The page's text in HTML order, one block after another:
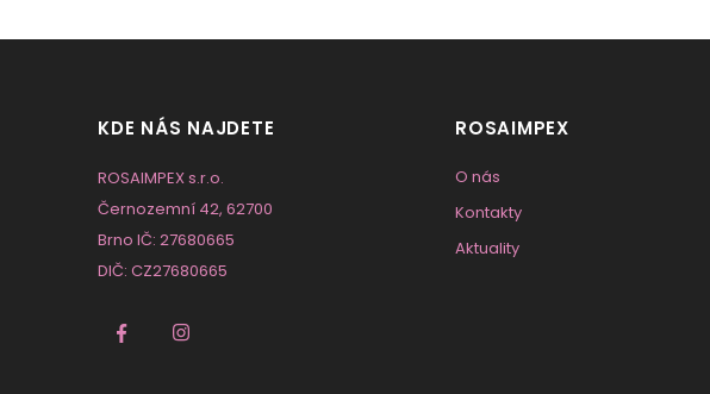
KDE NÁS NAJDETE
ROSAIMPEX s.r.o.
Černozemní 42, 62700
Brno IČ: 27680665
DIČ: CZ27680665
ROSAIMPEX
O nás
Kontakty
Aktuality